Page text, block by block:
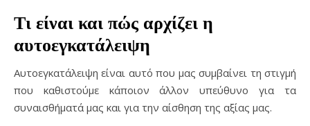
Τι είναι και πώς αρχίζει η
αυτοεγκατάλειψη
Αυτοεγκατάλειψη είναι αυτό που μας συμβαίνει τη στιγμή
που καθιστούμε κάποιον άλλον υπεύθυνο για τα
συναισθήματά μας και για την αίσθηση της αξίας μας.